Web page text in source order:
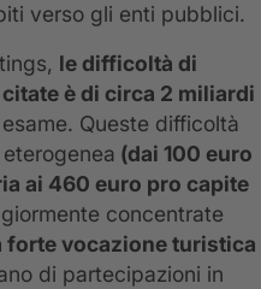
verso gli enti pubblici.
le difficoltà di
è di circa 2 miliardi
Queste difficoltà
(dai 100 euro
ai 460 euro pro capite
concentrate
forte vocazione turistica
di partecipazioni in